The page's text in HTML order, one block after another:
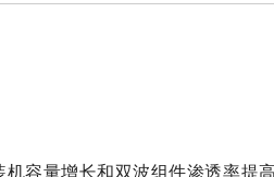
容量增长和双波组件渗透率提高